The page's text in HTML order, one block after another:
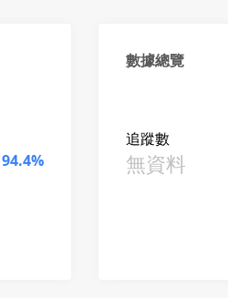
94.4%
數據總覽
追蹤數
無資料